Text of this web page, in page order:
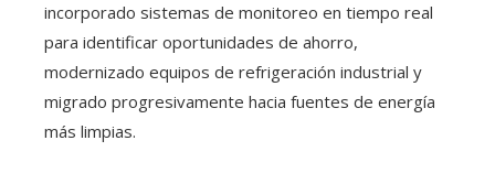
incorporado sistemas de monitoreo en tiempo real
para identificar oportunidades de ahorro,
modernizado equipos de refrigeración industrial y
migrado progresivamente hacia fuentes de energía
más limpias.